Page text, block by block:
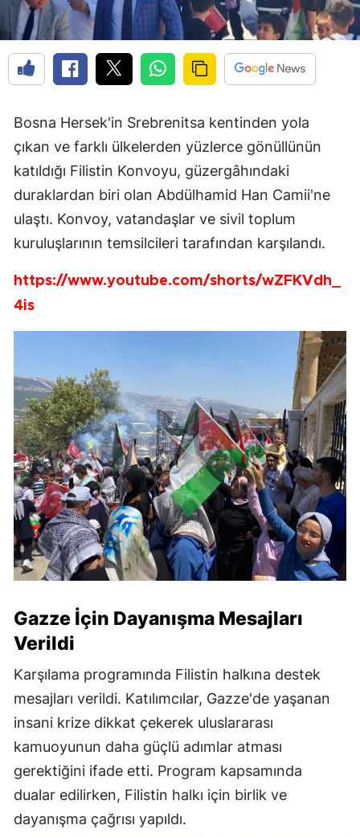
Bosna Hersek'in Srebrenitsa kentinden yola
çıkan ve farklı ülkelerden yüzlerce gönüllünün
katıldığı Filistin Konvoyu, güzergâhındaki
duraklardan biri olan Abdülhamid Han Camii'ne
ulaştı. Konvoy, vatandaşlar ve sivil toplum
kuruluşlarının temsilcileri tarafından karşılandı.
https://www.youtube.com/shorts/wZFKVdh_
4is
Gazze İçin Dayanışma Mesajları
Verildi
Karşılama programında Filistin halkına destek
mesajları verildi. Katılımcılar, Gazze'de yaşanan
insani krize dikkat çekerek uluslararası
kamuoyunun daha güçlü adımlar atması
gerektiğini ifade etti. Program kapsamında
dualar edilirken, Filistin halkı için birlik ve
dayanışma çağrısı yapıldı.